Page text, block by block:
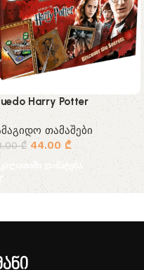
Harry Potter
თამაშები
₾ 44.00 ₾
კალათაში დამატება